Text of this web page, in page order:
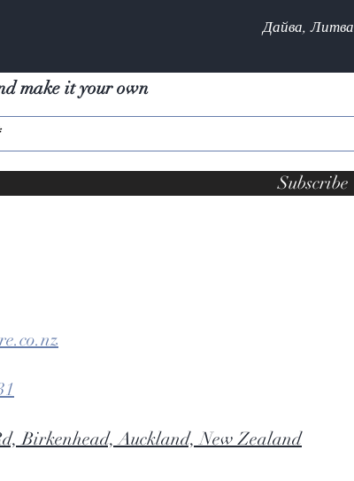
Дайва, Литва
make it your own
Subscribe
Birkenhead, Auckland, New Zealand